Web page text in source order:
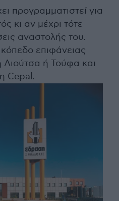
προγραμματιστεί για
κι αν μέχρι τότε
αναστολής του.
επιφάνειας
Λιούτσα ή Τούφα και
Cepal.